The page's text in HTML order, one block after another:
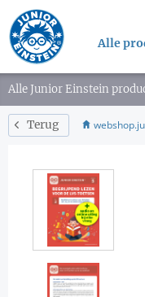
Alle
Alle Junior Einstein
Terug